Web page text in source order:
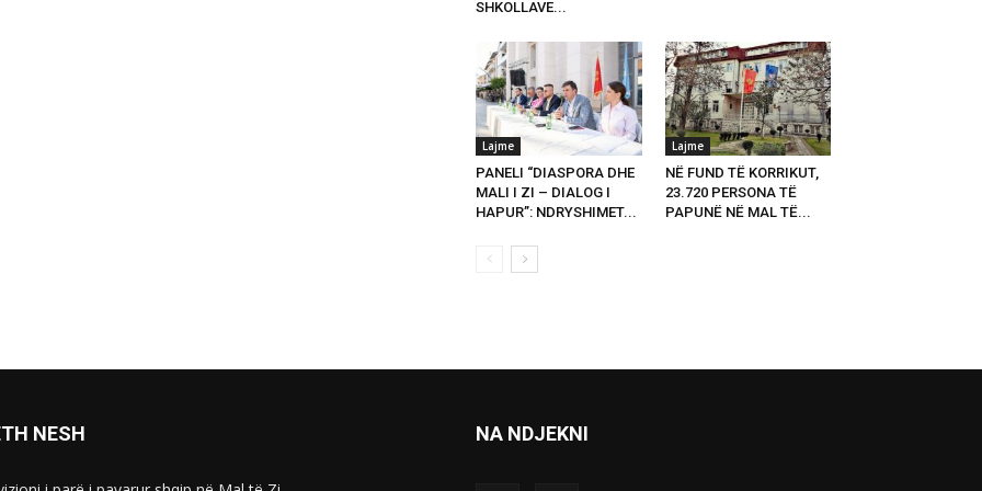
SHKOLLAVE...
Lajme
PANELI “DIASPORA DHE
MALI I ZI – DIALOG I
HAPUR”: NDRYSHIMET...
Lajme
NË FUND TË KORRIKUT,
23.720 PERSONA TË
PAPUNË NË MAL TË...
NESH NA NDJEKNI